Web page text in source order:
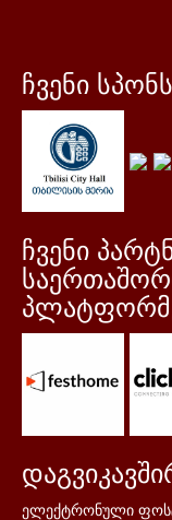
ჩვენი
ჩვენი
ელექტრონული